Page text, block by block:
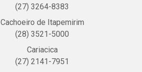
(27) 3264-8383
Cachoeiro de Itapemirim
(28) 3521-5000
Cariacica
(27) 2141-7951